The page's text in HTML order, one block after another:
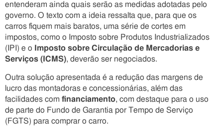
entenderam ainda quais serão as medidas adotadas pelo
governo. O texto com a ideia ressalta que, para que os
carros fiquem mais baratos, uma série de cortes em
impostos, como o Imposto sobre Produtos Industrializados
(IPI) e o
Imposto sobre Circulação de Mercadorias e
Serviços (ICMS), deverão ser negociados.
Outra solução apresentada é a redução das margens de
lucro das montadoras e concessionárias, além das
facilidades com financiamento, com destaque para o uso
de parte do Fundo de Garantia por Tempo de Serviço
(FGTS) para comprar o carro.